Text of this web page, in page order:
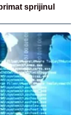
sprijinul